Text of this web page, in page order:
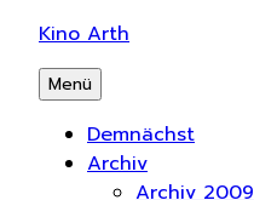
Zum
Inhalt
springen
Kino Arth
Menü
Demnächst
Archiv
Archiv 2009